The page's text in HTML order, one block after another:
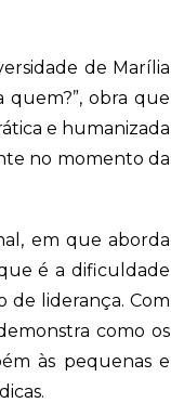
de Marília
quem?”, obra que
e humanizada
no momento da
em que aborda
é a dificuldade
de liderança. Com
como os
às pequenas e